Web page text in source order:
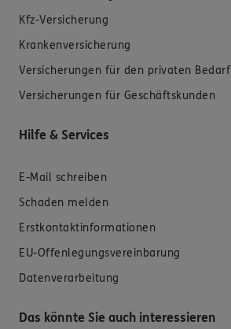
Kfz-Versicherung
Krankenversicherung
Versicherungen für den privaten Bedarf
Versicherungen für Geschäftskunden
Hilfe & Services
E-Mail schreiben
Schaden melden
Erstkontaktinformationen
EU-Offenlegungsvereinbarung
Datenverarbeitung
Das könnte Sie auch interessieren